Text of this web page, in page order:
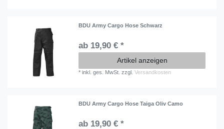
BDU Army Cargo Hose Schwarz
ab 19,90 € *
Artikel anzeigen
*inkl. ges. MwSt. zzgl.Versandkosten
BDU Army Cargo Hose Taiga Oliv Camo
ab 19,90 € *